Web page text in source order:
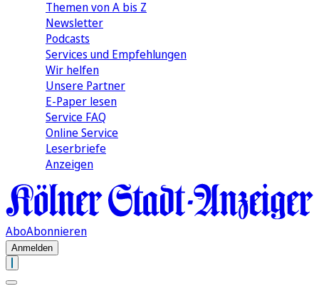
Themen von A bis Z
Newsletter
Podcasts
Services und Empfehlungen
Wir helfen
Unsere Partner
E-Paper lesen
Service FAQ
Online Service
Leserbriefe
Anzeigen
AboAbonnieren
Anmelden